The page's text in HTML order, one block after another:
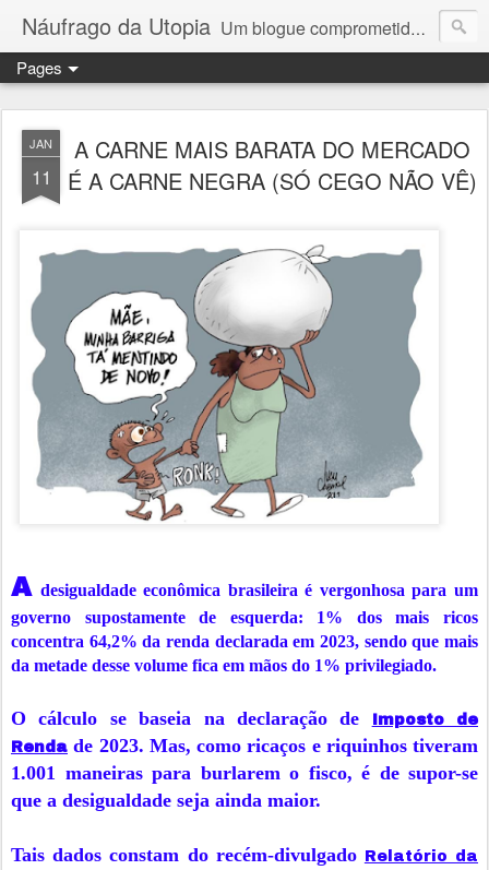
Náufrago da Utopia Um blogue comprometido com a justiça social, a liberdade, os direitos humanos e o exercício do pensamento crítico: o jornalista e escritor Celso Lungaretti comenta os acontecimentos diários.
Pages
JAN
11
A CARNE MAIS BARATA DO MERCADO
É A CARNE NEGRA (SÓ CEGO NÃO VÊ)
A desigualdade econômica brasileira é vergonhosa para um
governo supostamente de esquerda: 1% dos mais ricos
concentra 64,2% da renda declarada em 2023, sendo que mais
da metade desse volume fica em mãos do 1% privilegiado.
O cálculo se baseia na declaração de
Imposto de
Renda de 2023. Mas, como ricaços e riquinhos tiveram
1.001 maneiras para burlarem o fisco, é de supor-se
que a desigualdade seja ainda maior.
Tais dados constam do recém-divulgado
Relatório da